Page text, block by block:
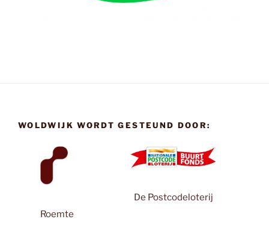
WOLDWIJK WORDT GESTEUND DOOR:
Roemte
De Postcodeloterij